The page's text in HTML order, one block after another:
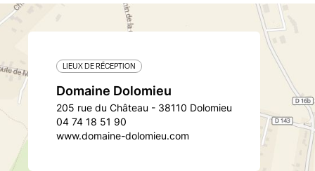
LIEUX DE RÉCEPTION
Domaine Dolomieu
205 rue du Château - 38110 Dolomieu
04 74 18 51 90
www.domaine-dolomieu.com